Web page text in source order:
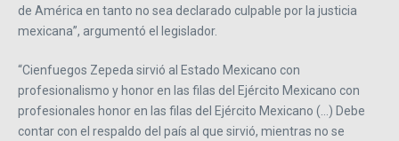
de América en tanto no sea declarado culpable por la justicia
mexicana”, argumentó el legislador.
“Cienfuegos Zepeda sirvió al Estado Mexicano con
profesionalismo y honor en las filas del Ejército Mexicano con
profesionales honor en las filas del Ejército Mexicano (…) Debe
contar con el respaldo del país al que sirvió, mientras no se